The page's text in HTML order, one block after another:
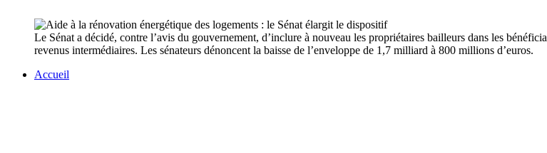
Le Sénat a décidé, contre l’avis du gouvernement, d’inclure à nouveau les propriétaires bailleurs dans les
revenus intermédiaires. Les sénateurs dénoncent la baisse de l’enveloppe de 1,7 milliard à 800 millions d’euros.
Accueil